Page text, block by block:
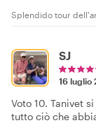
Splendido tour
SJ
16 luglio
Voto 10. Tanivet
tutto ciò che